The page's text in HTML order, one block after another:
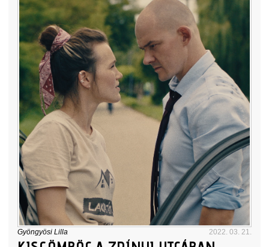
Gyöngyösi Lilla 2022. 03. 21.